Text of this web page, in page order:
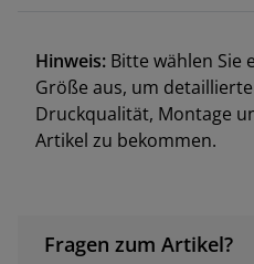
Hinweis: Bitte wählen Sie
Größe aus, um
Druckqualität, Montage
Artikel zu bekommen.
Fragen zum Artikel?